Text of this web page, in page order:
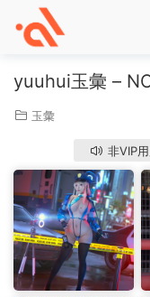
yuuhui玉彙 –
玉彙
非VIP